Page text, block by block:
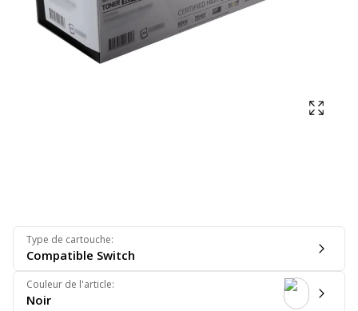
Type de cartouche:
Compatible Switch
Couleur de l'article:
Noir